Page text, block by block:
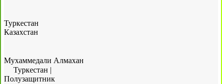
Туркестан
Казахстан
Мухаммедали Алмахан
Туркестан |
Полузащитник